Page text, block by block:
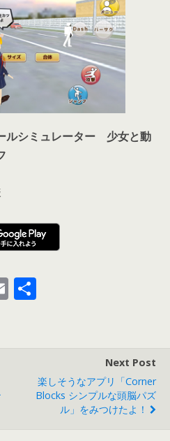
ルシミュレーター 少女と動
E
Next Post
楽しそうなアプリ「Corner
Blocks シンプルな頭脳パズ
ル」をみつけたよ！